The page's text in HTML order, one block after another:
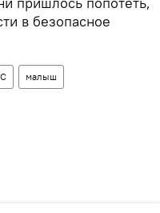
в безопасное
малыш